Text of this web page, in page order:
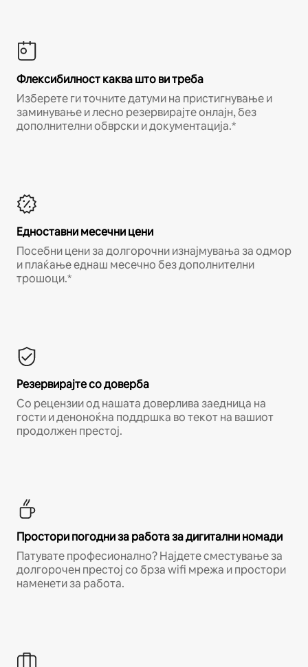
Флексибилност каква што ви треба
Изберете ги точните датуми на пристигнување и
заминување и лесно резервирајте онлајн, без
дополнителни обврски и документација.*
Едноставни месечни цени
Посебни цени за долгорочни изнајмувања за одмор
и плаќање еднаш месечно без дополнителни
трошоци.*
Резервирајте со доверба
Со рецензии од нашата доверлива заедница на
гости и деноноќна поддршка во текот на вашиот
продолжен престој.
Простори погодни за работа за дигитални номади
Патувате професионално? Најдете сместување за
долгорочен престој со брза wifi мрежа и простори
наменети за работа.